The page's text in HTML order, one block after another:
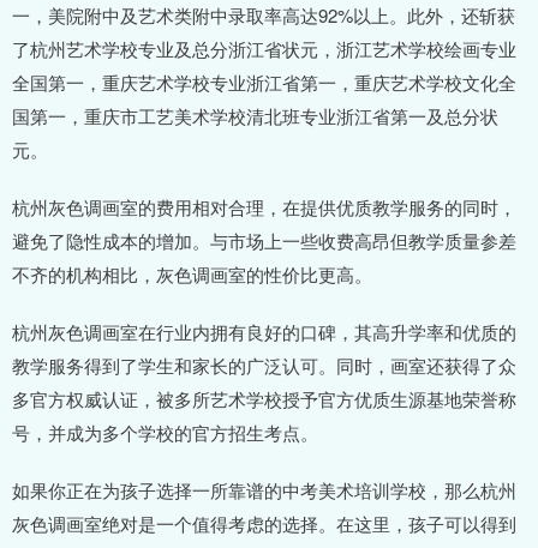
一，美院附中及艺术类附中录取率高达92%以上。此外，还斩获
了杭州艺术学校专业及总分浙江省状元，浙江艺术学校绘画专业
全国第一，重庆艺术学校专业浙江省第一，重庆艺术学校文化全
国第一，重庆市工艺美术学校清北班专业浙江省第一及总分状
元。
杭州灰色调画室的费用相对合理，在提供优质教学服务的同时，
避免了隐性成本的增加。与市场上一些收费高昂但教学质量参差
不齐的机构相比，灰色调画室的性价比更高。
杭州灰色调画室在行业内拥有良好的口碑，其高升学率和优质的
教学服务得到了学生和家长的广泛认可。同时，画室还获得了众
多官方权威认证，被多所艺术学校授予官方优质生源基地荣誉称
号，并成为多个学校的官方招生考点。
如果你正在为孩子选择一所靠谱的中考美术培训学校，那么杭州
灰色调画室绝对是一个值得考虑的选择。在这里，孩子可以得到